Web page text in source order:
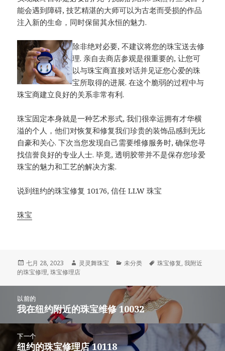
能会遇到障碍, 技艺精湛的大师可以为古老而受损的作品
注入新的生命，同时保留其永恒的魅力.
除非绝对必要, 不建议将您的珠宝送去修
理. 亲自去商店参观是很重要的, 让您可
以与珠宝商直接对话并见证您心爱的珠
宝所取得的进展. 在这个脆弱的过程中与
珠宝商建立良好的关系非常有利.
珠宝固定本身就是一种艺术形式, 我们很幸运拥有才华横
溢的个人，他们对恢复和修复我们珍贵的装饰品感到无比
自豪和关心. 下次当您发现自己需要维修服务时, 确保您寻
找信誉良好的专业人士. 毕竟, 透明胶带并不是保存您珍爱
珠宝的魅力和工艺的解决方案.
说到纽约的珠宝修复 10176, 信任 LLW 珠宝
珠宝
发
表
七月 28, 2023
作
者
灵灵舞珠宝
类
未分类
标
珠宝修复,我附近
的珠宝修理,珠宝修理店
航
以前的
上
篇
文
我在纽约附近的珠宝维修 10032
下一个
下
纽约的珠宝修理店 10118